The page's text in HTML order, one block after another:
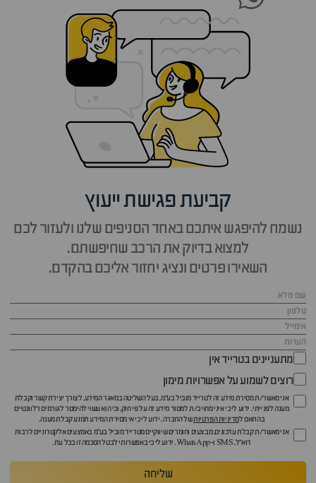
קביעת פגישת ייעוץ
נשמח להיפגש איתכם באחד הסניפים שלנו ולעזור לכם
למצוא בדיוק את הרכב שחיפשתם.
השאירו פרטים ונציג יחזור אליכם בהקדם.
מתעניינים בטרייד אין
רוצים לשמוע על אפשרויות מימון
אני מאשר/ת מסירת מידע זה לטרייד מוביל בע"מ, בעל השליטה במאגר המידע, לצורך יצירת קשר וקבלת
מענה לפנייתי. ידוע לי כי איני מחויב/ת למסור מידע זה על פי חוק, וכי הוא עשוי להימסר לגורמים רלוונטיים
בהתאם למדיניות הפרטיותשל החברה. ידוע לי כי אי מסירת המידע תמנע קבלת מענה.
אני מאשר/ת קבלת עדכונים, מבצעים וחומרים שיווקיים מטרייד מוביל בע"מ באמצעים אלקטרוניים לרבות
דוא״ל, SMS ו-WhatsApp. ידוע לי כי באפשרותי לבטל הסכמה זו בכל עת.
שליחה